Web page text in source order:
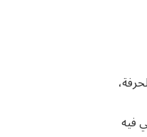
فيه